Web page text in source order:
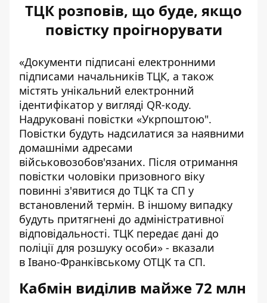
ТЦК розповів, що буде, якщо
повістку проігнорувати
«Документи підписані електронними
підписами начальників ТЦК, а також
містять унікальний електронний
ідентифікатор у вигляді QR-коду.
Надруковані повістки «Укрпоштою".
Повістки будуть надсилатися за наявними
домашніми адресами
військовозобов'язаних. Після отримання
повістки чоловіки призовного віку
повинні з'явитися до ТЦК та СП у
встановлений термін. В іншому випадку
будуть притягнені до адміністративної
відповідальності. ТЦК передає дані до
поліції для розшуку особи» - вказали
в Івано-Франківському ОТЦК та СП.
Кабмін виділив майже 72 млн